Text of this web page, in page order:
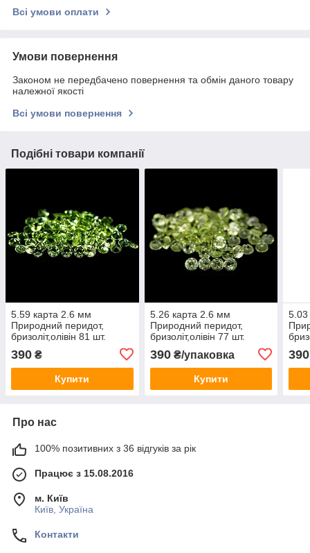
Всі умови оплати
Умови повернення
Законом не передбачено повернення та обмін даного товару
належної якості
Всі умови повернення
Подібні товари компанії
5.59 карта 2.6 мм
Природний перидот,
бризоліт,олівін 81 шт.
390 ₴
Купити
5.26 карта 2.6 мм
Природний перидот,
бризоліт,олівін 77 шт.
390₴/упаковка
Купити
390
Про нас
100% позитивних з 36 відгуків за рік
Працює з 15.08.2016
м. Київ
Київ, Україна
Контакти